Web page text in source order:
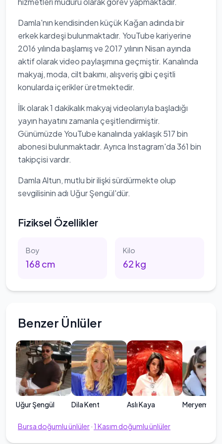
Damla'nın kendisinden küçük Kağan adında bir
erkek kardeşi bulunmaktadır. YouTube kariyerine
2016 yılında başlamış ve 2017 yılının Nisan ayında
aktif olarak video paylaşımına geçmiştir. Kanalında
makyaj, moda, cilt bakımı, alışveriş gibi çeşitli
konularda içerikler üretmektedir.
İlk olarak 1 dakikalık makyaj videolarıyla başladığı
yayın hayatını zamanla çeşitlendirmiştir.
Günümüzde YouTube kanalında yaklaşık 517 bin
abonesi bulunmaktadır. Ayrıca Instagram'da 361 bin
takipçisi vardır.
Damla Altun, mutlu bir ilişki sürdürmekte olup
sevgilisinin adı Uğur Şengül'dür.
Fiziksel Özellikler
Boy
168 cm
Kilo
62 kg
Benzer Ünlüler
Uğur Şengül Dila Kent Aslı Kaya Meryem
Bursa doğumlu ünlüler· 1 Kasım doğumlu ünlüler